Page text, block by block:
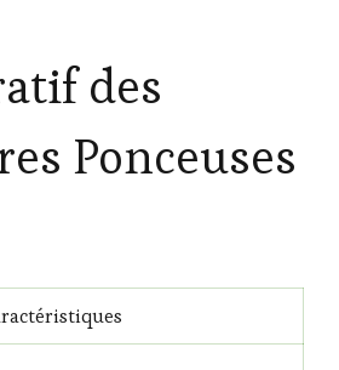
des
Ponceuses